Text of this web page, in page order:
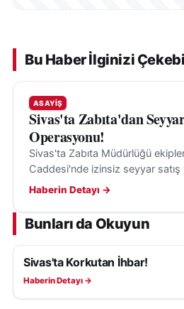
Bu Haber İlginizi
ASAYIŞ
Sivas'ta Zabıta'dan Seyyar
Operasyonu!
Sivas'ta Zabıta Müdürlüğü
Caddesi'nde izinsiz seyyar satış
tezgâhını kaldırarak
Haberin Detayı →
Bunları da Okuyun
ASAYIŞ
Sivas'ta Korkutan İhbar!
Haberin Detayı →